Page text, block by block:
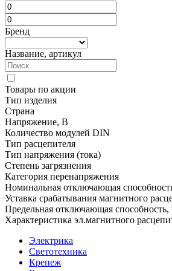
Бренд
Название, артикул
Товары по акции
Тип изделия
Страна
Напряжение, В
Количество модулей DIN
Тип расцепителя
Тип напряжения (тока)
Степень загрязнения
Категория перенапряжения
Номинальная отключающая
Уставка срабатывания магнитного
Предельная отключающая способность,
Характеристика эл.магнитного
Электрика
Светотехника
Крепеж